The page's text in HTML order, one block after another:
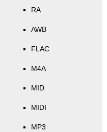
RA
AWB
FLAC
M4A
MID
MIDI
MP3